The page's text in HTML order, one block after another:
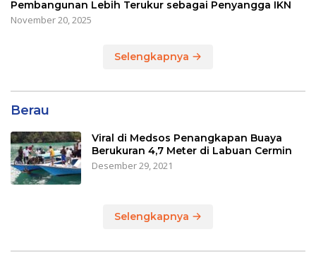
Pembangunan Lebih Terukur sebagai Penyangga IKN
November 20, 2025
Selengkapnya
Berau
Viral di Medsos Penangkapan Buaya
Berukuran 4,7 Meter di Labuan Cermin
Desember 29, 2021
Selengkapnya